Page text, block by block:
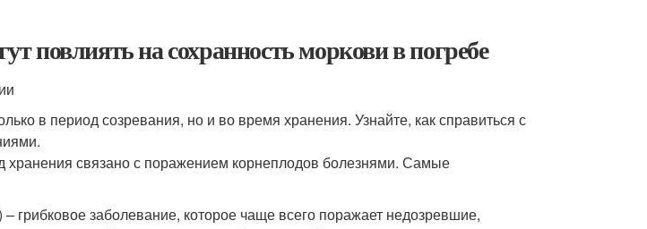
повлиять на сохранность моркови в погребе
в период созревания, но и во время хранения. Узнайте, как справиться с
хранения связано с поражением корнеплодов болезнями. Самые
– грибковое заболевание, которое чаще всего поражает недозревшие,